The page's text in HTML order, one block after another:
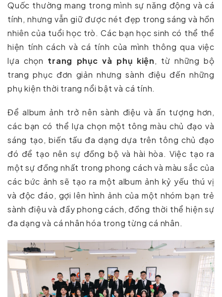
Quốc thường mang trong mình sự năng động và cá
tính, nhưng vẫn giữ được nét đẹp trong sáng và hồn
nhiên của tuổi học trò. Các bạn học sinh có thể thể
hiện tính cách và cá tính của mình thông qua việc
lựa chọn trang phục và phụ kiện, từ những bộ
trang phục đơn giản nhưng sành điệu đến những
phụ kiện thời trang nổi bật và cá tính.
Để album ảnh trở nên sành điệu và ấn tượng hơn,
các bạn có thể lựa chọn một tông màu chủ đạo và
sáng tạo, biến tấu đa dạng dựa trên tông chủ đạo
đó để tạo nên sự đồng bộ và hài hòa. Việc tạo ra
một sự đồng nhất trong phong cách và màu sắc của
các bức ảnh sẽ tạo ra một album ảnh kỷ yếu thú vị
và độc đáo, gợi lên hình ảnh của một nhóm bạn trẻ
sành điệu và đầy phong cách, đồng thời thể hiện sự
đa dạng và cá nhân hóa trong từng cá nhân.